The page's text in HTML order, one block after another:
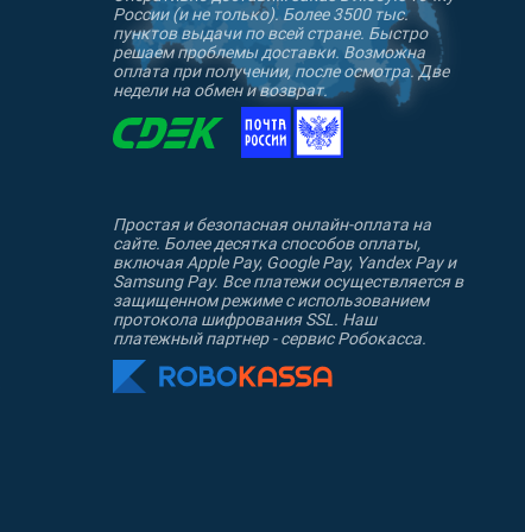
России (и не только). Более 3500 тыс.
пунктов выдачи по всей стране. Быстро
решаем проблемы доставки. Возможна
оплата при получении, после осмотра. Две
недели на обмен и возврат.
Простая и безопасная онлайн-оплата на
сайте. Более десятка способов оплаты,
включая Apple Pay, Google Pay, Yandex Pay и
Samsung Pay. Все платежи осуществляется в
защищенном режиме с использованием
протокола шифрования SSL. Наш
платежный партнер - сервис Робокасса.